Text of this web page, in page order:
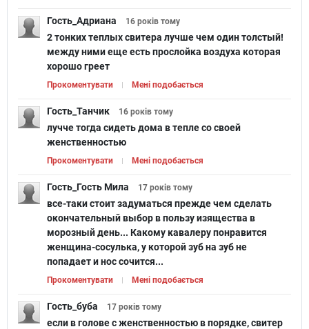
Гость_Адриана 16 років тому
2 тонких теплых свитера лучше чем один толстый!
между ними еще есть прослойка воздуха которая
хорошо греет
Прокоментувати Мені подобається
Гость_Танчик 16 років тому
лучче тогда сидеть дома в тепле со своей
женственностью
Прокоментувати Мені подобається
Гость_Гость Мила 17 років тому
все-таки стоит задуматься прежде чем сделать
окончательный выбор в пользу изящества в
морозный день... Какому кавалеру понравится
женщина-сосулька, у которой зуб на зуб не
попадает и нос сочится...
Прокоментувати Мені подобається
Гость_буба 17 років тому
если в голове с женственностью в порядке, свитер